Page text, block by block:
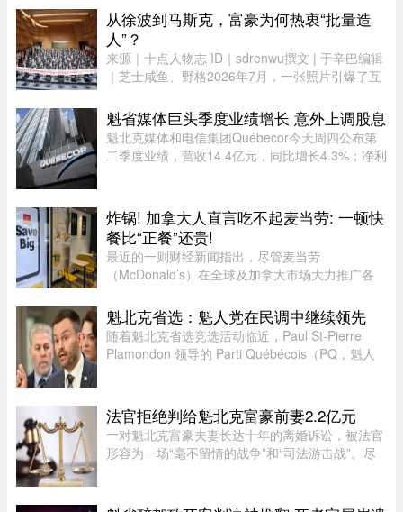
Royce、McLaren、Bugatti等 ...
从徐波到马斯克，富豪为何热衷“批量造
人”？
来源｜十点人物志 ID｜sdrenwu撰文 | 于辛巴编辑
｜芝士咸鱼、野格2026年7月，一张照片引爆了互
列。两边站着照顾他们的阿姨，前方拉着一条横
幅。照片由多益网络官方微博 ...
魁省媒体巨头季度业绩增长 意外上调股息
魁北克媒体和电信集团Québecor今天周四公布第
二季度业绩，营收14.4亿元，同比增长4.3%；净利
4%至12.3亿元，过去一年新增2 ...
炸锅! 加拿大人直言吃不起麦当劳: 一顿快
餐比“正餐”还贵!
最近的一则财经新闻指出，尽管麦当劳
（McDonald’s）在全球及加拿大市场大力推广各
度依然出现了明显的放缓。图片来源：Global
News这一现象在加拿大知名社区论坛 r/ ...
魁北克省选：魁人党在民调中继续领先
随着魁北克省选竞选活动临近，Paul St-Pierre
Plamondon 领导的 Parti Québécois（PQ，魁人
法官拒绝判给魁北克富豪前妻2.2亿元
一对魁北克富豪夫妻长达十年的离婚诉讼，被法官
形容为一场“毫不留情的战争”和“司法游击战”。尽